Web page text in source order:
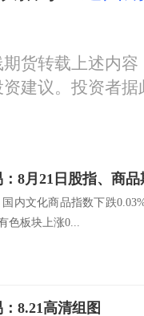
货转载上述内
建议。投资者
8月21日股指、商
内文化商品指数下跌
色板块上涨0...
8.21高清组图